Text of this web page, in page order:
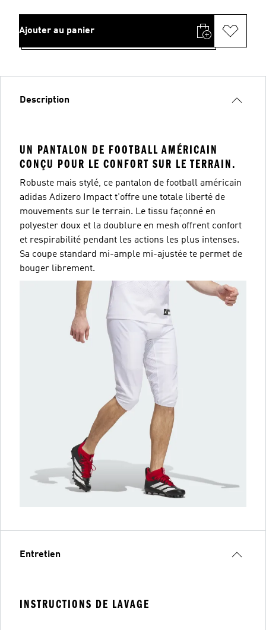
Ajouter au panier
Description
UN PANTALON DE FOOTBALL AMÉRICAIN
CONÇU POUR LE CONFORT SUR LE TERRAIN.
Robuste mais stylé, ce pantalon de football américain
adidas Adizero Impact t'offre une totale liberté de
mouvements sur le terrain. Le tissu façonné en
polyester doux et la doublure en mesh offrent confort
et respirabilité pendant les actions les plus intenses.
Sa coupe standard mi-ample mi-ajustée te permet de
bouger librement.
Entretien
INSTRUCTIONS DE LAVAGE